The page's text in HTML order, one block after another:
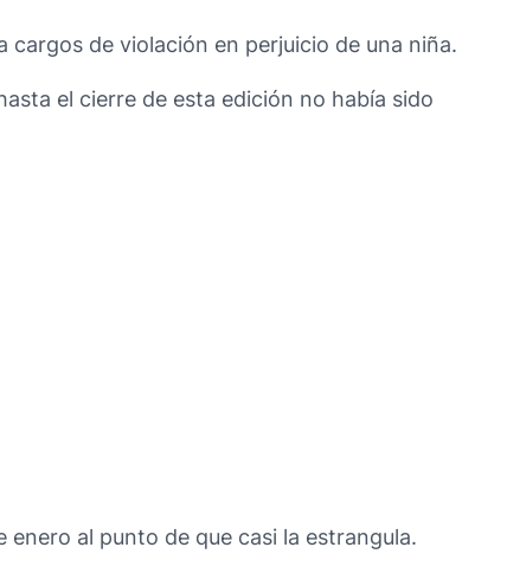
de violación en perjuicio de una niña.
el cierre de esta edición no había sido
al punto de que casi la estrangula.